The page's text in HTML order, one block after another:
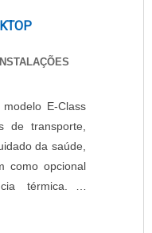
E-Class
de transporte,
da saúde,
como opcional
térmica. A
disponível em
Advanced,